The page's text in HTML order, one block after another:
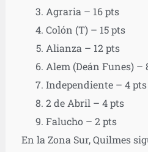
Agraria – 16 pts
Colón (T) – 15 pts
Alianza – 12 pts
Alem (Deán Funes) –
Independiente – 4 pts
2 de Abril – 4 pts
Falucho – 2 pts
En la Zona Sur, Quilmes